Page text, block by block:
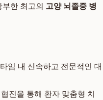
한 최고의 고양 뇌졸중 병
임 내 신속하고 전문적인 대
진을 통해 환자 맞춤형 치